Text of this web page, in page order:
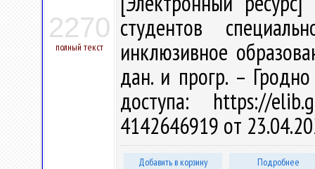
2270
полный текст
студентов
инклюзивное
дан. и прогр. –
доступа: https://
4142646919 от
Добавить в корзину Подробнее